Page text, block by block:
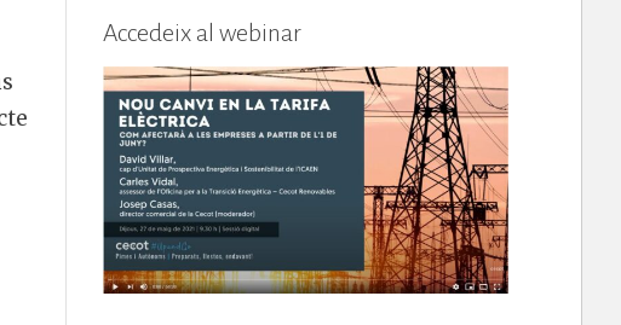
Accedeix al webinar